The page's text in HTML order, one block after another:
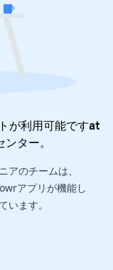
が利用可能ですat
ンター。
アのチームは、
アプリが機能し
います。